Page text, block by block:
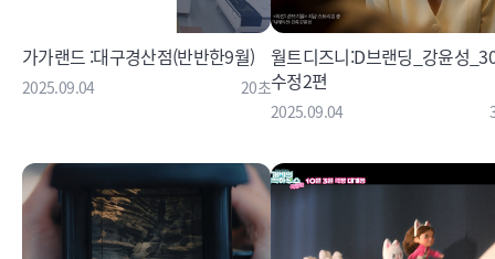
가가랜드 :대구경산점(반반한9월)
2025.09.04 20초
월트디즈니:D브랜딩_강윤성
수정2편
2025.09.04